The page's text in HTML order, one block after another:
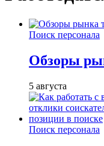
Поиск персонала
Обзоры
5 августа
Поиск персонала